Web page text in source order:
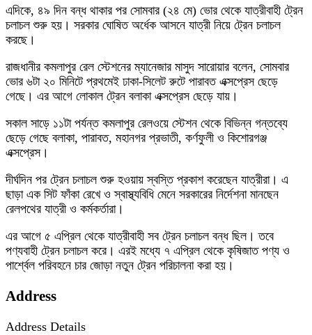
এদিকে, ৪৯ দিন বন্ধ থাকার পর সোমবার (২৪ মে) ভোর থেকে যাত্রীবাহী ট্রেন
চলাচল শুরু হয়। সরকার ঘোষিত অর্ধেক আসনে যাত্রী নিয়ে ট্রেন চলাচল
করছে।
রাজধানীর কমলাপুর রেল স্টেশনের ম্যানেজার মাসুদ সারোয়ার বলেন, সোমবার
ভোর ৬টা ২০ মিনিটে প্রথমেই ঢাকা-সিলেট রুটে পারাবত এক্সপ্রেস ছেড়ে
গেছে। এর আগে লোকাল ট্রেন বলাকা এক্সপ্রেস ছেড়ে যায়।
সকাল সাড়ে ১১টা পর্যন্ত কমলাপুর রেলওয়ে স্টেশন থেকে বিভিন্ন গন্তব্যে
ছেড়ে গেছে বলাকা, পারাবত, মহানগর প্রভাতী, কর্ণফুলী ও কিশোরগঞ্জ
এক্সপ্রেস।
দীর্ঘদিন পর ট্রেন চলাচল শুরু হওয়ায় স্বস্তি প্রকাশ করেছেন যাত্রীরা। এ
ছাড়া এক সিট ফাঁকা রেখে ও স্বাস্থ্যবিধি মেনে সরকারের নির্দেশনা মানছেন
রেলপথের যাত্রী ও কর্মকর্তারা।
এর আগে ৫ এপ্রিল থেকে যাত্রীবাহী সব ট্রেন চলাচল বন্ধ ছিল। তবে
পণ্যবাহী ট্রেন চলাচল করে। এরই মধ্যে ৭ এপ্রিল থেকে কৃষিজাত পণ্য ও
পার্শ্বেল পরিবহনে চার জোড়া নতুন ট্রেন পরিচালনা করা হয়।
Address
Address Details